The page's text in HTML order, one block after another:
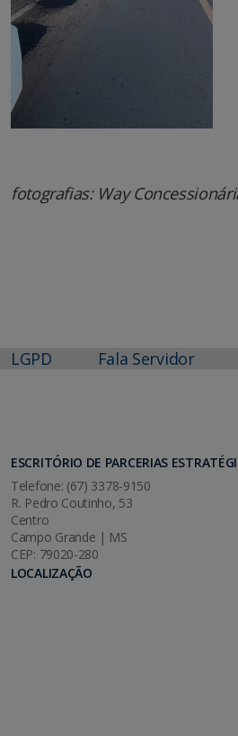
fotografias: Way
LGPD Fala Servidor
ESCRITÓRIO DE PARCERIAS
Telefone: (67) 3378-9150
R. Pedro Coutinho, 53
Centro
Campo Grande | MS
CEP: 79020-280
LOCALIZAÇÃO